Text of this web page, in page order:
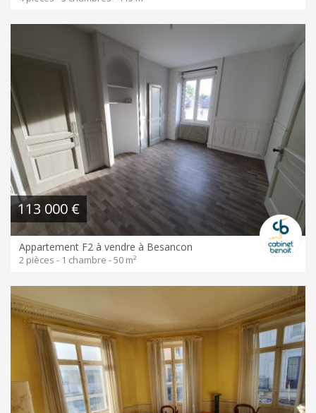
113 000 €
Appartement F2 à vendre à Besancon
2 pièces - 1 chambre - 50 m²